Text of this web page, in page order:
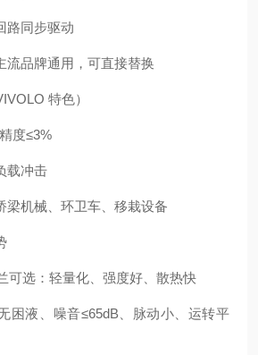
路同步驱动
流品牌通用，可直接替换
特色）
度≤3%
载冲击
梁机械、环卫车、移栽设备
可选：轻量化、强度好、散热快
困液、噪音≤65dB、脉动小、运转平